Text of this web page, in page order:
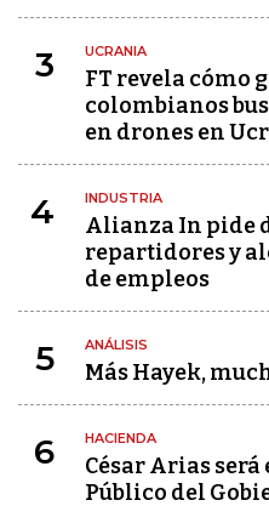
3 UCRANIA
FT revela cómo
colombianos
en drones en
4 INDUSTRIA
Alianza In pide
repartidores y
de empleos
5 ANÁLISIS
Más Hayek,
6 HACIENDA
César Arias
Público del